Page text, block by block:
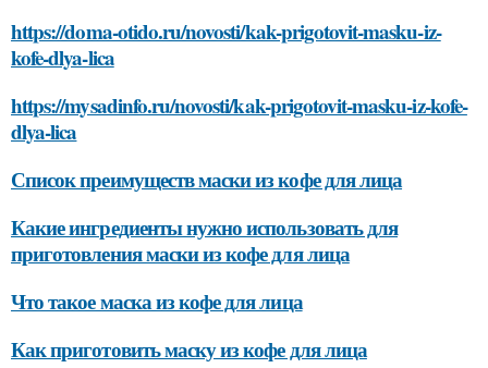
https://doma-otido.ru/novosti/kak-prigotovit-masku-iz-
kofe-dlya-lica
https://mysadinfo.ru/novosti/kak-prigotovit-masku-iz-kofe-
dlya-lica
Список преимуществ маски из кофе для лица
Какие ингредиенты нужно использовать для
приготовления маски из кофе для лица
Что такое маска из кофе для лица
Как приготовить маску из кофе для лица